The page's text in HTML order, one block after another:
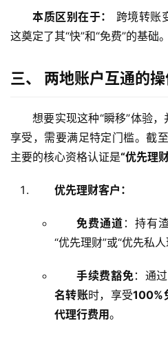
本质区别在于： 跨境转账
这奠定了其“快”和“免费”的基础。
三、 两地账户互通的
想要实现这种“瞬移”体验
享受，需要满足特定门槛。截
主要的核心资格认证是“优先理
优先理财客户：
免费通道 ：持有
“优先理财”或“优先私人
手续费豁免：通
名转账时，享受100%
代理行费用。